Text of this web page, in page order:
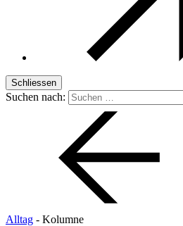
Schliessen
Suchen nach:
Alltag - Kolumne